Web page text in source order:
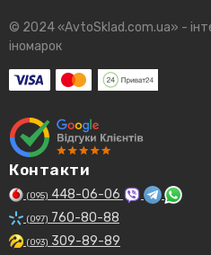
© 2024 «AvtoSklad.com.ua» -
іномарок
Контакти
(095) 448-06-06
(097) 760-80-88
(093) 309-89-89